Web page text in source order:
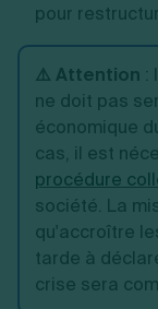
pour
⚠️ Attention :
ne doit pas
économique
cas, il est
procédure
société. La
qu'accroître
tarde à
crise sera